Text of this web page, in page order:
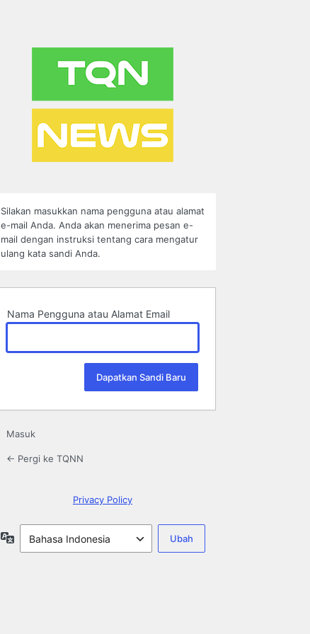
Silakan masukkan nama pengguna atau alamat
e-mail Anda. Anda akan menerima pesan e-
mail dengan instruksi tentang cara mengatur
ulang kata sandi Anda.
Nama Pengguna atau Alamat Email
Masuk
← Pergi ke TQNN
Privacy Policy
Bahasa